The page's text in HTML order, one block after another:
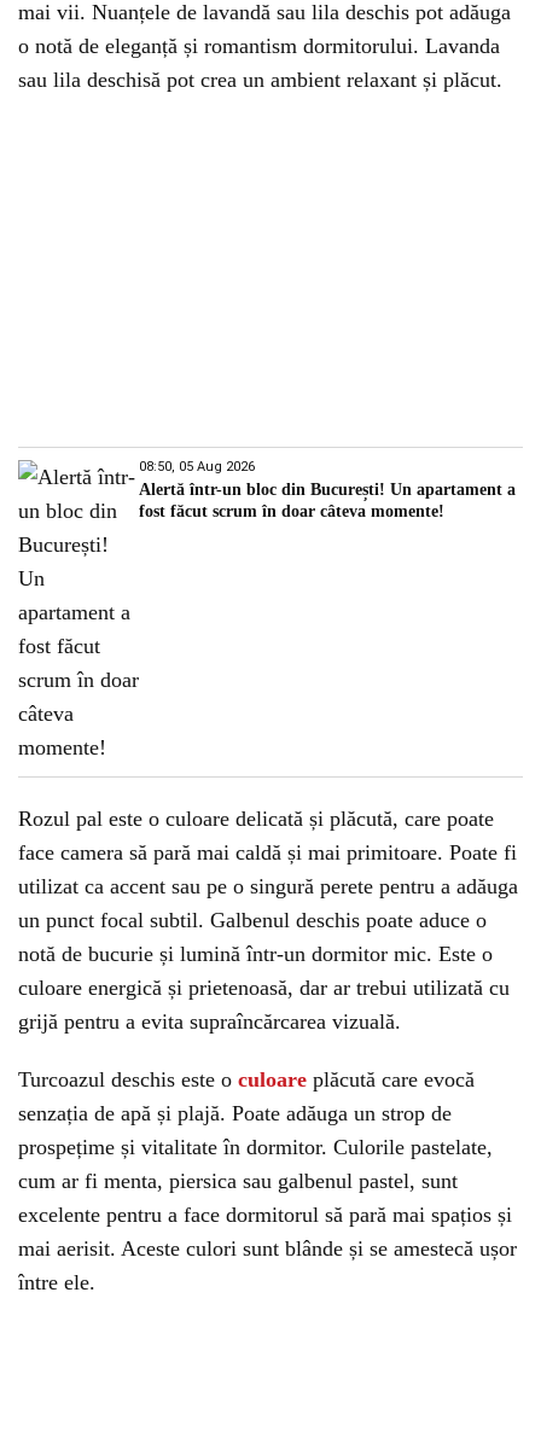
mai vii. Nuanțele de lavandă sau lila deschis pot adăuga
o notă de eleganță și romantism dormitorului. Lavanda
sau lila deschisă pot crea un ambient relaxant și plăcut.
08:50, 05 Aug 2026
Alertă într-un bloc din București! Un apartament a
fost făcut scrum în doar câteva momente!
Rozul pal este o culoare delicată și plăcută, care poate
face camera să pară mai caldă și mai primitoare. Poate fi
utilizat ca accent sau pe o singură perete pentru a adăuga
un punct focal subtil. Galbenul deschis poate aduce o
notă de bucurie și lumină într-un dormitor mic. Este o
culoare energică și prietenoasă, dar ar trebui utilizată cu
grijă pentru a evita supraîncărcarea vizuală.
Turcoazul deschis este o culoare plăcută care evocă
senzația de apă și plajă. Poate adăuga un strop de
prospețime și vitalitate în dormitor. Culorile pastelate,
cum ar fi menta, piersica sau galbenul pastel, sunt
excelente pentru a face dormitorul să pară mai spațios și
mai aerisit. Aceste culori sunt blânde și se amestecă ușor
între ele.